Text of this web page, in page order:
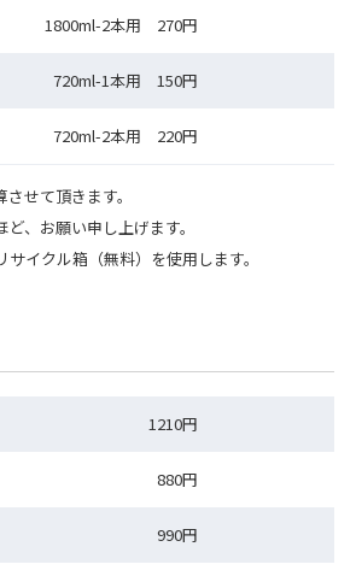
1800ml-2本用 270円
720ml-1本用 150円
720ml-2本用 220円
せて頂きます。
、お願い申し上げます。
イクル箱（無料）を使用します。
1210円
880円
990円